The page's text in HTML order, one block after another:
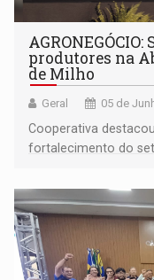
produtores na
de Milho
Geral 05 de
Cooperativa
fortalecimento do
atividade agrícola